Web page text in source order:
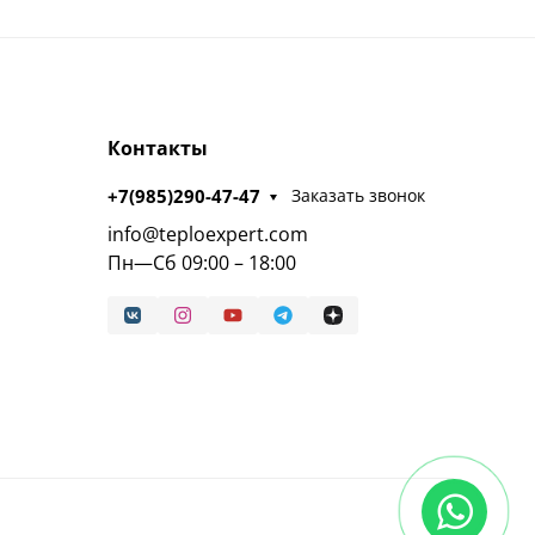
Контакты
+7(985)290-47-47 Заказать звонок
info@teploexpert.com
Пн—Сб 09:00 – 18:00